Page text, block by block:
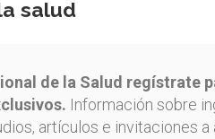
salud
de la Salud regístrate
Información sobre
artículos e invitaciones